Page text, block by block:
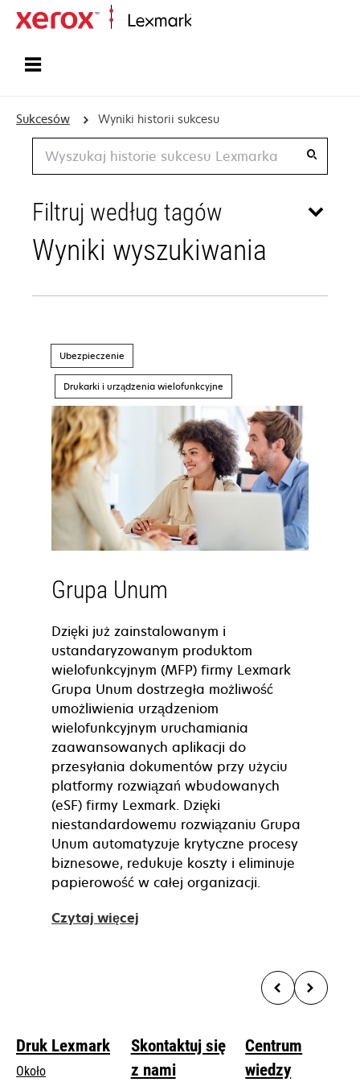
Sukcesów Wyniki historii sukcesu
Wyszukiwanie
Filtruj według tagów
Wyniki wyszukiwania
Grupa Unum
Dzięki już zainstalowanym i
ustandaryzowanym produktom
wielofunkcyjnym (MFP) firmy Lexmark
Grupa Unum dostrzegła możliwość
umożliwienia urządzeniom
wielofunkcyjnym uruchamiania
zaawansowanych aplikacji do
przesyłania dokumentów przy użyciu
platformy rozwiązań wbudowanych
(eSF) firmy Lexmark. Dzięki
niestandardowemu rozwiązaniu Grupa
Unum automatyzuje krytyczne procesy
biznesowe, redukuje koszty i eliminuje
papierowość w całej organizacji.
Czytaj więcej
Ubezpieczenie
Drukarki i urządzenia wielofunkcyjne
Druk Lexmark
Około
Skontaktuj się
z nami
Centrum
wiedzy